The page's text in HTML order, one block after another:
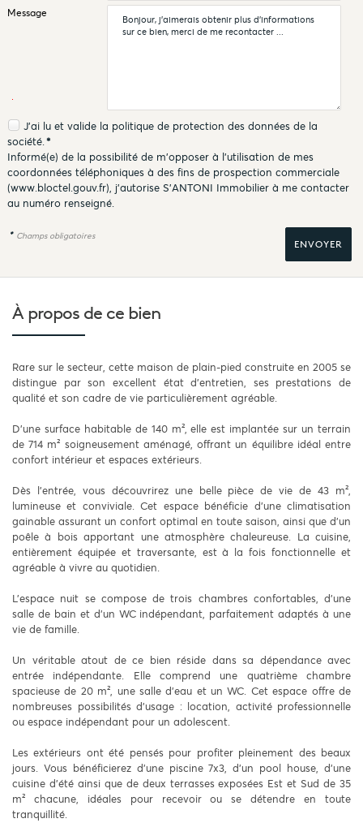
Message
J'ai lu et valide la politique de protection des donnéesde la
société.*
Informé(e) de la possibilité de m'opposer à l'utilisation de mes
coordonnées téléphoniques à des fins de prospection commerciale
(www.bloctel.gouv.fr), j'autorise S'ANTONI Immobilier à me contacter
au numéro renseigné.
* Champs obligatoires
À propos de ce bien
Rare sur le secteur, cette maison de plain-pied construite en 2005 se
distingue par son excellent état d’entretien, ses prestations de
qualité et son cadre de vie particulièrement agréable.
D’une surface habitable de 140 m², elle est implantée sur un terrain
de 714 m² soigneusement aménagé, offrant un équilibre idéal entre
confort intérieur et espaces extérieurs.
Dès l’entrée, vous découvrirez une belle pièce de vie de 43 m²,
lumineuse et conviviale. Cet espace bénéficie d’une climatisation
gainable assurant un confort optimal en toute saison, ainsi que d’un
poêle à bois apportant une atmosphère chaleureuse. La cuisine,
entièrement équipée et traversante, est à la fois fonctionnelle et
agréable à vivre au quotidien.
L’espace nuit se compose de trois chambres confortables, d’une
salle de bain et d’un WC indépendant, parfaitement adaptés à une
vie de famille.
Un véritable atout de ce bien réside dans sa dépendance avec
entrée indépendante. Elle comprend une quatrième chambre
spacieuse de 20 m², une salle d’eau et un WC. Cet espace offre de
nombreuses possibilités d’usage : location, activité professionnelle
ou espace indépendant pour un adolescent.
Les extérieurs ont été pensés pour profiter pleinement des beaux
jours. Vous bénéficierez d’une piscine 7x3, d’un pool house, d’une
cuisine d’été ainsi que de deux terrasses exposées Est et Sud de 35
m² chacune, idéales pour recevoir ou se détendre en toute
tranquillité.